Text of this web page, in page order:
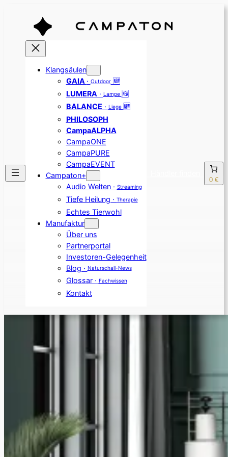
Klangsäulen
GAIA · Outdoor🆕
LUMERA · Lampe 🆕
BALANCE · Liege 🆕
PHILOSOPH
CampaALPHA
CampaONE
CampaPURE
CampaEVENT
Campaton+
Audio Welten · Streaming
Tiefe Heilung · Therapie
Echtes Tierwohl
Manufaktur
Über uns
Partnerportal
Investoren-Gelegenheit
Blog · Naturschall-News
Glossar · Fachwissen
Kontakt
0 €